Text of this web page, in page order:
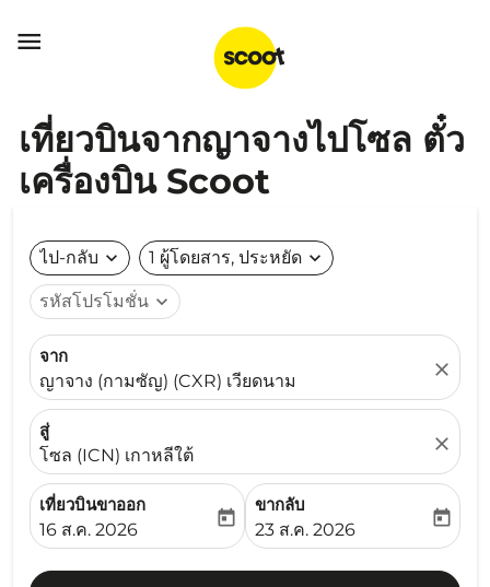

เที่ยวบินจากญาจางไปโซล ตั๋ว
เครื่องบิน Scoot
ไป-กลับ expand_more 1 ผู้โดยสาร, ประหยัด expand_more
รหัสโปรโมชั่น expand_more
จาก
ญาจาง (กามซัญ) (CXR) เวียดนาม
close
สู่
โซล (ICN) เกาหลีใต้
close
เที่ยวบินขาออก
fc-booking-departure-date-aria-label
16 ส.ค. 2026
today
ขากลับ
fc-booking-return-date-
23 ส.ค. 2026
today